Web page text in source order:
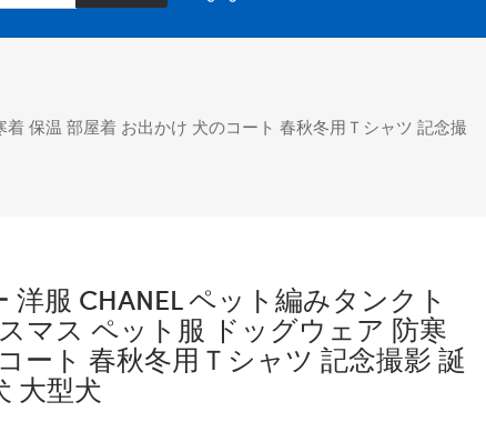
保温 部屋着 お出かけ 犬のコート 春秋冬用Ｔシャツ 記念撮
服 CHANEL ペット編みタンクト
マス ペット服 ドッグウェア 防寒
ート 春秋冬用Ｔシャツ 記念撮影 誕
大型犬